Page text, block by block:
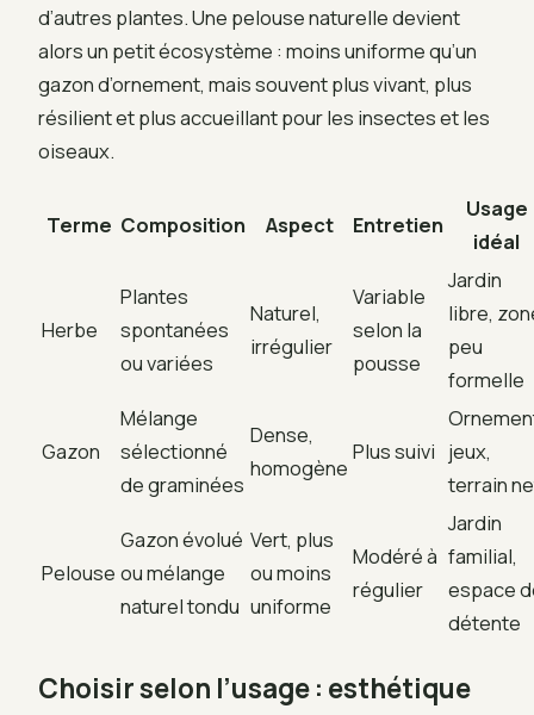
d’autres plantes. Une pelouse naturelle devient
alors un petit écosystème : moins uniforme qu’un
gazon d’ornement, mais souvent plus vivant, plus
résilient et plus accueillant pour les insectes et les
oiseaux.
Terme Composition Aspect Entretien
Usage
idéal
Herbe
Plantes
spontanées
ou variées
Naturel,
irrégulier
Variable
selon la
pousse
Jardin
libre,
peu
formelle
Gazon
Mélange
sélectionné
de graminées
Dense,
homogène
Plus suivi jeux,
terrain
Pelouse
Gazon évolué
ou mélange
naturel tondu
Vert, plus
ou moins
uniforme
Modéré à
régulier
Jardin
familial,
espace
détente
Choisir selon l’usage : esthétique